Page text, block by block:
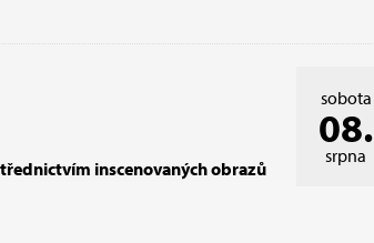
sobota
08.
srpna
inscenovaných obrazů